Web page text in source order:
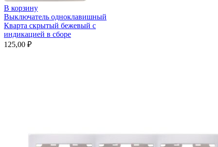
В корзину
Выключатель одноклавишный
Кварта скрытый бежевый с
индикацией в сборе
125,00 ₽